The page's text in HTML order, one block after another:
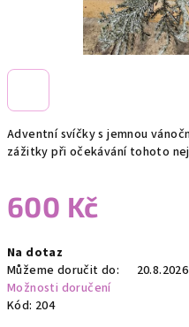
Adventní svíčky s jemnou
zážitky při očekávání tohoto
600 Kč
cena:
Na dotaz
Můžeme doručit do:
20.8.2026
Možnosti doručení
Kód: 204